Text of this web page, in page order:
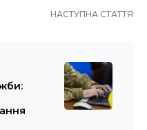
НАСТУПНА СТАТТЯ